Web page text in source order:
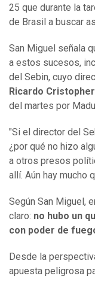
25 que durante la
de Brasil a buscar
San Miguel señala
a estos sucesos,
del Sebin, cuyo
Ricardo
del martes por
"Si el director del
¿por qué no hizo
a otros presos
allí. Aún hay mucho
Según San Miguel,
claro: no hubo un
con poder de
Desde la
apuesta peligrosa